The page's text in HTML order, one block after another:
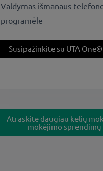
Valdymas išmanaus
programėle
Susipažinkite su UTA
Atraskite daugiau kelių
mokėjimo sprendimų